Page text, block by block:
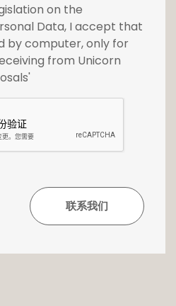
configuration rare
un ensemble résidentiel
à une véritable villa
ce bien.
des emplacements
de 80.000€ TTC.
à une clientèle à la
vie singulier, alliant
et potentiel
on the
Data, I accept that
by computer, only for
from Unicorn